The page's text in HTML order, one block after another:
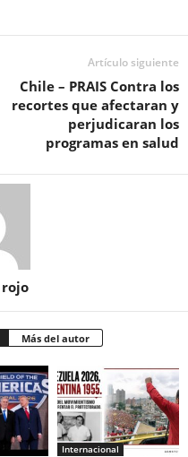
Artículo siguiente
Chile – PRAIS Contra los
recortes que afectaran y
perjudicaran los
programas en salud
Más del autor
Internacional